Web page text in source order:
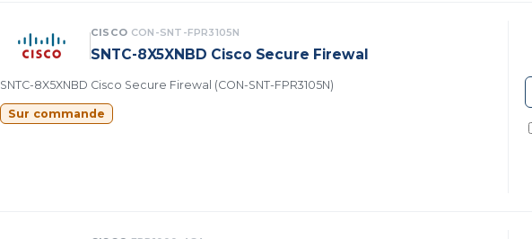
CISCO CON-SNT-FPR3105N
SNTC-8X5XNBD Cisco Secure Firewal
SNTC-8X5XNBD Cisco Secure Firewal (CON-SNT-FPR3105N)
Sur commande